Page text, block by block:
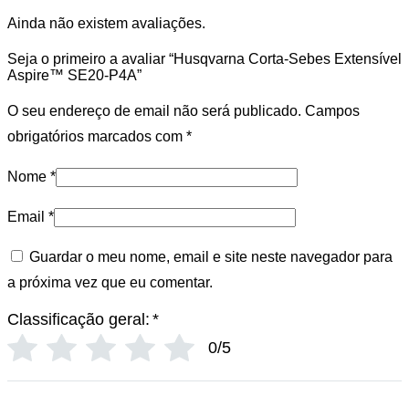
Ainda não existem avaliações.
Seja o primeiro a avaliar “Husqvarna Corta-Sebes Extensível
Aspire™ SE20-P4A”
O seu endereço de email não será publicado. Campos
obrigatórios marcados com *
Nome *
Email *
Guardar o meu nome, email e site neste navegador para
a próxima vez que eu comentar.
Classificação geral: *
0/5